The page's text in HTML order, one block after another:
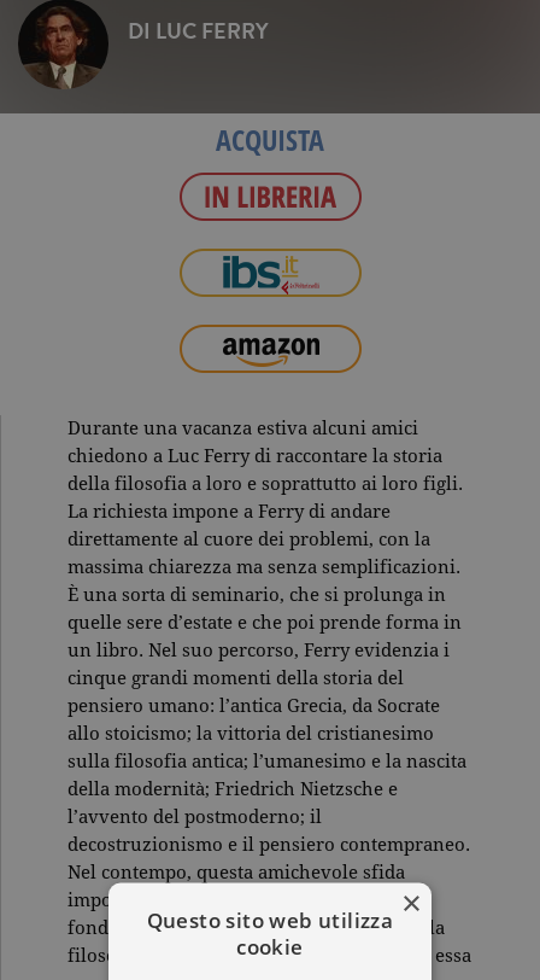
DI LUC FERRY
ACQUISTA
Durante una vacanza estiva alcuni amici
chiedono a Luc Ferry di raccontare la storia
della filosofia a loro e soprattutto ai loro figli.
La richiesta impone a Ferry di andare
direttamente al cuore dei problemi, con la
massima chiarezza ma senza semplificazioni.
È una sorta di seminario, che si prolunga in
quelle sere d’estate e che poi prende forma in
un libro. Nel suo percorso, Ferry evidenzia i
cinque grandi momenti della storia del
pensiero umano: l’antica Grecia, da Socrate
allo stoicismo; la vittoria del cristianesimo
sulla filosofia antica; l’umanesimo e la nascita
della modernità; Friedrich Nietzsche e
l’avvento del postmoderno; il
decostruzionismo e il pensiero contempraneo.
Nel contempo, questa amichevole sfida
impone di rispondere alla domanda
fondamentale: perché dobbiamo studiare la
filosofia? Perché, risponde Ferry, senza di essa
×
Questo sito web utilizza
cookie